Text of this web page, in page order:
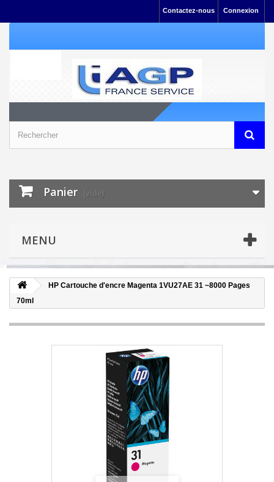
Connexion
Contactez-nous
Panier (vide)
MENU
HP Cartouche d'encre Magenta 1VU27AE 31 ~8000 Pages
70ml